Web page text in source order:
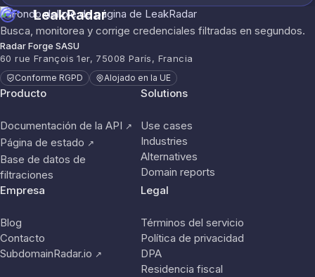
LeakRadar
Busca, monitorea y corrige credenciales filtradas en segundos.
Radar Forge SASU
60 rue François 1er, 75008 París, Francia
Conforme RGPD Alojado en la UE
Producto
Documentación de la API ↗
Página de estado ↗
Base de datos de
filtraciones
Solutions
Use cases
Industries
Alternatives
Domain reports
Empresa
Blog
Contacto
SubdomainRadar.io ↗
Legal
Términos del servicio
Política de privacidad
DPA
Residencia fiscal